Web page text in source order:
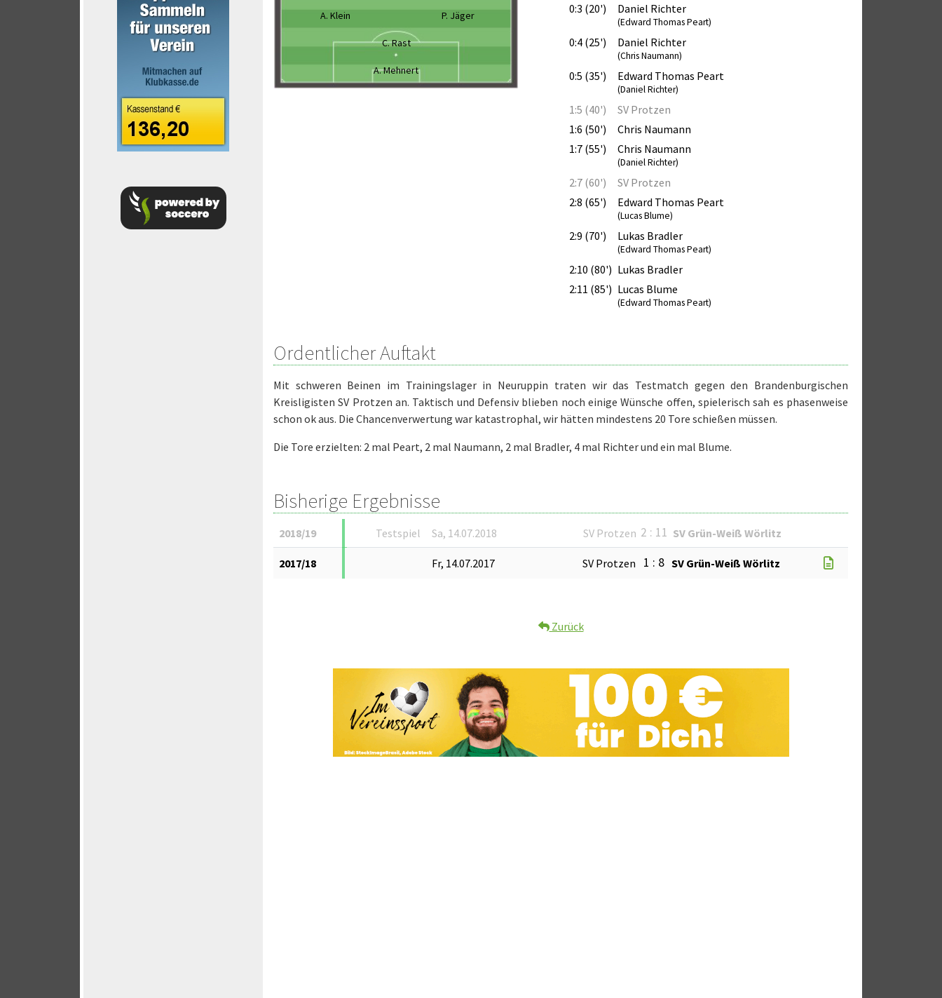
A. Klein P. Jäger
C. Rast
A. Mehnert
0:3 (20')
Daniel Richter
(Edward Thomas Peart)
0:4 (25') Daniel Richter
(Chris Naumann)
0:5 (35') Edward Thomas Peart
(Daniel Richter)
1:5 (40')
SV Protzen
1:6 (50')
Chris Naumann
1:7 (55')
Chris Naumann
(Daniel Richter)
2:7 (60')
SV Protzen
2:8 (65')
Edward Thomas Peart
(Lucas Blume)
2:9 (70') Lukas Bradler
(Edward Thomas Peart)
2:10 (80') Lukas Bradler
2:11 (85') Lucas Blume
(Edward Thomas Peart)
Ordentlicher Auftakt
Mit schweren Beinen im Trainingslager in Neuruppin traten wir das Testmatch gegen den Brandenburgischen
Kreisligisten SV Protzen an. Taktisch und Defensiv blieben noch einige Wünsche offen, spielerisch sah es phasenweise
schon ok aus. Die Chancenverwertung war katastrophal, wir hätten mindestens 20 Tore schießen müssen.
Die Tore erzielten: 2 mal Peart, 2 mal Naumann, 2 mal Bradler, 4 mal Richter und ein mal Blume.
Bisherige Ergebnisse
2018/19 Testspiel Sa, 14.07.2018 SV Protzen 2 : 11 SV Grün-Weiß Wörlitz
2017/18 Fr, 14.07.2017 SV Protzen 1 : 8 SV Grün-Weiß Wörlitz
Zurück